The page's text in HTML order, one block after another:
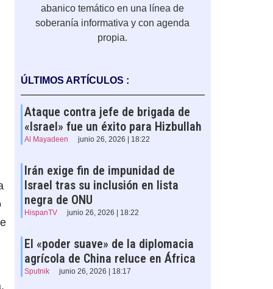
abanico temático en una línea de
soberanía informativa y con agenda
propia.
ÚLTIMOS ARTÍCULOS :
Ataque contra jefe de brigada de
«Israel» fue un éxito para Hizbullah
Al Mayadeen junio 26, 2026 | 18:22
Irán exige fin de impunidad de
Israel tras su inclusión en lista
negra de ONU
HispanTV junio 26, 2026 | 18:22
El «poder suave» de la diplomacia
agrícola de China reluce en África
Sputnik junio 26, 2026 | 18:17